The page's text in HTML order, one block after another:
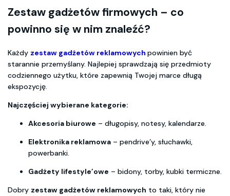
Zestaw gadżetów firmowych – co
powinno się w nim znaleźć?
Każdy zestaw gadżetów reklamowych powinien być
starannie przemyślany. Najlepiej sprawdzają się przedmioty
codziennego użytku, które zapewnią Twojej marce długą
ekspozycję.
Najczęściej wybierane kategorie:
Akcesoria biurowe – długopisy, notesy, kalendarze.
Elektronika reklamowa – pendrive’y, słuchawki,
powerbanki.
Gadżety lifestyle’owe – bidony, torby, kubki termiczne.
Dobry zestaw gadżetów reklamowych to taki, który nie